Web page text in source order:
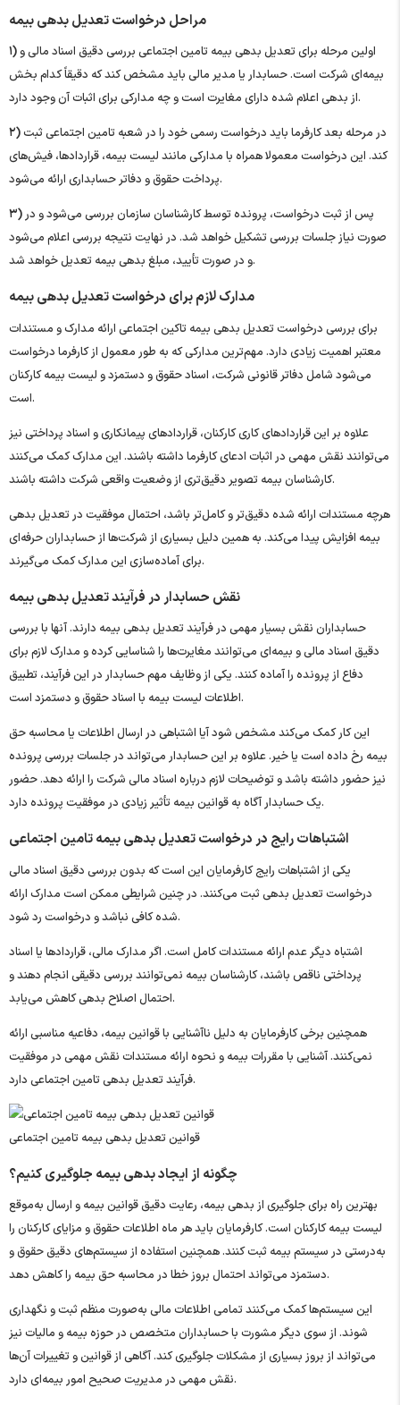
مراحل درخواست تعدیل بدهی بیمه
۱)اولین مرحله برای تعدیل بدهی بیمه تامین اجتماعی بررسی دقیق اسناد مالی و
بیمه‌ای شرکت است. حسابدار یا مدیر مالی باید مشخص کند که دقیقاً کدام بخش
از بدهی اعلام شده دارای مغایرت است و چه مدارکی برای اثبات آن وجود دارد.
۲)در مرحله بعد کارفرما باید درخواست رسمی خود را در شعبه تامین اجتماعی ثبت
کند. این درخواست معمولا همراه با مدارکی مانند لیست بیمه، قراردادها، فیش‌های
پرداخت حقوق و دفاتر حسابداری ارائه می‌شود.
۳)پس از ثبت درخواست، پرونده توسط کارشناسان سازمان بررسی می‌شود و در
صورت نیاز جلسات بررسی تشکیل خواهد شد. در نهایت نتیجه بررسی اعلام می‌شود
و در صورت تأیید، مبلغ بدهی بیمه تعدیل خواهد شد.
مدارک لازم برای درخواست تعدیل بدهی بیمه
برای بررسی درخواست تعدیل بدهی بیمه تاکین اجتماعی ارائه مدارک و مستندات
معتبر اهمیت زیادی دارد. مهم‌ترین مدارکی که به طور معمول از کارفرما درخواست
می‌شود شامل دفاتر قانونی شرکت، اسناد حقوق و دستمزد و لیست بیمه کارکنان
است.
علاوه بر این قراردادهای کاری کارکنان، قراردادهای پیمانکاری و اسناد پرداختی نیز
می‌توانند نقش مهمی در اثبات ادعای کارفرما داشته باشند. این مدارک کمک می‌کنند
کارشناسان بیمه تصویر دقیق‌تری از وضعیت واقعی شرکت داشته باشند.
هرچه مستندات ارائه شده دقیق‌تر و کامل‌تر باشد، احتمال موفقیت در تعدیل بدهی
بیمه افزایش پیدا می‌کند. به همین دلیل بسیاری از شرکت‌ها از حسابداران حرفه‌ای
برای آماده‌سازی این مدارک کمک می‌گیرند.
نقش حسابدار در فرآیند تعدیل بدهی بیمه
حسابداران نقش بسیار مهمی در فرآیند تعدیل بدهی بیمه دارند. آنها با بررسی
دقیق اسناد مالی و بیمه‌ای می‌توانند مغایرت‌ها را شناسایی کرده و مدارک لازم برای
دفاع از پرونده را آماده کنند. یکی از وظایف مهم حسابدار در این فرآیند، تطبیق
اطلاعات لیست بیمه با اسناد حقوق و دستمزد است.
این کار کمک می‌کند مشخص شود آیا اشتباهی در ارسال اطلاعات یا محاسبه حق
بیمه رخ داده است یا خیر. علاوه بر این حسابدار می‌تواند در جلسات بررسی پرونده
نیز حضور داشته باشد و توضیحات لازم درباره اسناد مالی شرکت را ارائه دهد. حضور
یک حسابدار آگاه به قوانین بیمه تأثیر زیادی در موفقیت پرونده دارد.
اشتباهات رایج در درخواست تعدیل بدهی بیمهتامین اجتماعی
یکی از اشتباهات رایج کارفرمایان این است که بدون بررسی دقیق اسناد مالی
درخواست تعدیل بدهی ثبت می‌کنند. در چنین شرایطی ممکن است مدارک ارائه
شده کافی نباشد و درخواست رد شود.
اشتباه دیگر عدم ارائه مستندات کامل است. اگر مدارک مالی، قراردادها یا اسناد
پرداختی ناقص باشند، کارشناسان بیمه نمی‌توانند بررسی دقیقی انجام دهند و
احتمال اصلاح بدهی کاهش می‌یابد.
همچنین برخی کارفرمایان به دلیل ناآشنایی با قوانین بیمه، دفاعیه مناسبی ارائه
نمی‌کنند. آشنایی با مقررات بیمه و نحوه ارائه مستندات نقش مهمی در موفقیت
فرآیند تعدیل بدهی تامین اجتماعی دارد.
قوانین تعدیل بدهی بیمه تامین اجتماعی
چگونه از ایجاد بدهی بیمه جلوگیری کنیم؟
بهترین راه برای جلوگیری از بدهی بیمه، رعایت دقیق قوانین بیمه و ارسال به‌موقع
لیست بیمه کارکنان است. کارفرمایان باید هر ماه اطلاعات حقوق و مزایای کارکنان را
به‌درستی در سیستم بیمه ثبت کنند. همچنین استفاده از سیستم‌های دقیق حقوق و
دستمزد می‌تواند احتمال بروز خطا در محاسبه حق بیمه را کاهش دهد.
این سیستم‌ها کمک می‌کنند تمامی اطلاعات مالی به‌صورت منظم ثبت و نگهداری
شوند. از سوی دیگر مشورت با حسابداران متخصص در حوزه بیمه و مالیات نیز
می‌تواند از بروز بسیاری از مشکلات جلوگیری کند. آگاهی از قوانین و تغییرات آن‌ها
نقش مهمی در مدیریت صحیح امور بیمه‌ای دارد.